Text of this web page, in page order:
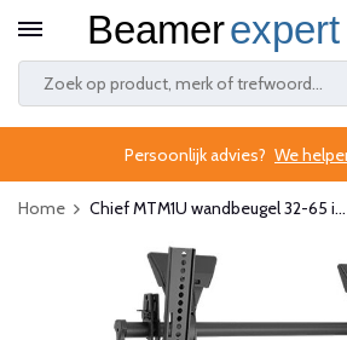
Persoonlijk advies? We
Home Chief MTM1U wandbeugel 32-65 i...